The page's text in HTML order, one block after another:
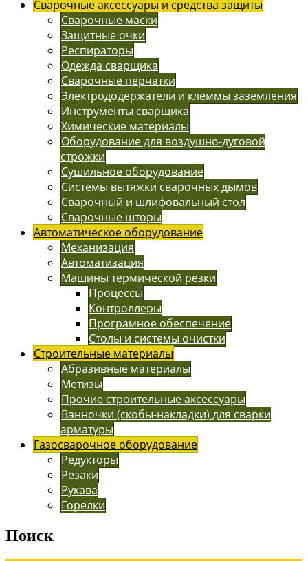
Сварочные аксессуары и средства защиты
Сварочные маски
Защитные очки
Респираторы
Одежда сварщика
Сварочные перчатки
Электрододержатели и клеммы заземления
Инструменты сварщика
Химические материалы
Оборудование для воздушно-дуговой
строжки
Сушильное оборудование
Системы вытяжки сварочных дымов
Сварочный и шлифовальный стол
Сварочные шторы
Автоматическое оборудование
Механизация
Автоматизация
Машины термической резки
Процессы
Контроллеры
Програмное обеспечение
Столы и системы очистки
Строительные материалы
Абразивные материалы
Метизы
Прочие строительные аксессуары
Ванночки (скобы-накладки) для сварки
арматуры
Газосварочное оборудование
Редукторы
Резаки
Рукава
Горелки
Поиск